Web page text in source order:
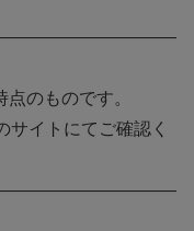
のものです。
サイトにてご確認く